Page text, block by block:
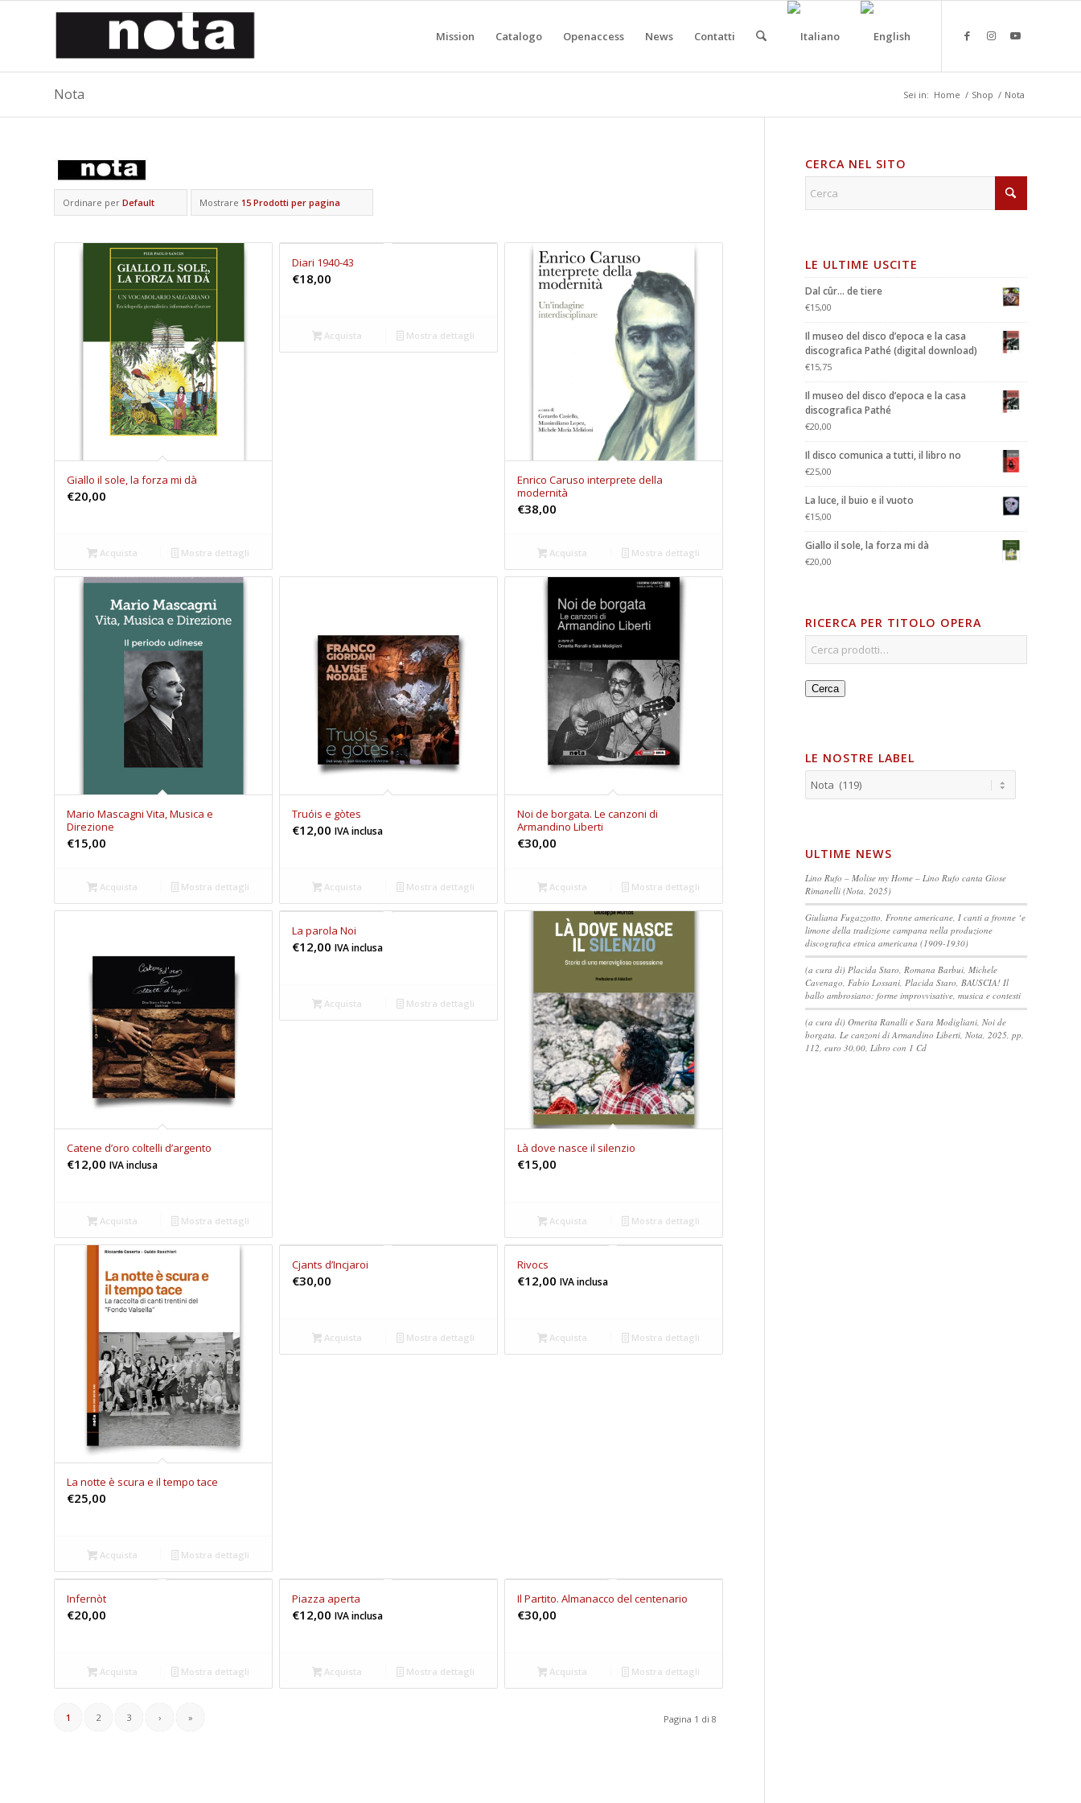
Mission Catalogo Openaccess News Contatti
Nota Sei in: Home / Shop / Nota
Ordinare per Default Mostrare 15 Prodotti per pagina
Giallo il sole, la forza mi dà
€20,00
Acquista Mostra dettagli
Diari 1940-43
€18,00
Acquista Mostra dettagli
Enrico Caruso interprete della
modernità
€38,00
Acquista Mostra dettagli
Mario Mascagni Vita, Musica e
Direzione
€15,00
Acquista Mostra dettagli
Truóis e gòtes
€12,00 IVA inclusa
Acquista Mostra dettagli
Noi de borgata. Le canzoni di
Armandino Liberti
€30,00
Acquista Mostra dettagli
Catene d’oro coltelli d’argento
€12,00 IVA inclusa
Acquista Mostra dettagli
La parola Noi
€12,00 IVA inclusa
Acquista Mostra dettagli
Là dove nasce il silenzio
€15,00
Acquista Mostra dettagli
La notte è scura e il tempo tace
€25,00
Acquista Mostra dettagli
Cjants d’Incjaroi
€30,00
Acquista Mostra dettagli
Rivocs
€12,00 IVA inclusa
Acquista Mostra dettagli
Infernòt
€20,00
Acquista Mostra dettagli
Piazza aperta
€12,00 IVA inclusa
Acquista Mostra dettagli
Il Partito. Almanacco del centenario
€30,00
Acquista Mostra dettagli
Pagina 1 di 8
1 2 3 › »
CERCA NEL SITO
LE ULTIME USCITE
Dal cûr... de tiere
€15,00
Il museo del disco d’epoca e la casa
discografica Pathé (digital download)
€15,75
Il museo del disco d’epoca e la casa
discografica Pathé
€20,00
Il disco comunica a tutti, il libro no
€25,00
La luce, il buio e il vuoto
€15,00
Giallo il sole, la forza mi dà
€20,00
RICERCA PER TITOLO OPERA
Cerca
LE NOSTRE LABEL
ULTIME NEWS
Lino Rufo – Molise my Home – Lino Rufo canta Giose
Rimanelli (Nota, 2025)
Giuliana Fugazzotto, Fronne americane, I canti a fronne ‘e
limone della tradizione campana nella produzione
discografica etnica americana (1909-1930)
(a cura di) Placida Staro, Romana Barbui, Michele
Cavenago, Fabio Lossani, Placida Staro, BAUSCIA! Il
ballo ambrosiano: forme improvvisative, musica e contesti
(a cura di) Omerita Ranalli e Sara Modigliani, Noi de
borgata. Le canzoni di Armandino Liberti, Nota, 2025, pp.
112, euro 30,00, Libro con 1 Cd